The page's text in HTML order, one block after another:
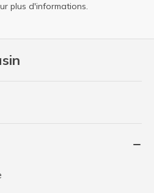
plus d'informations.